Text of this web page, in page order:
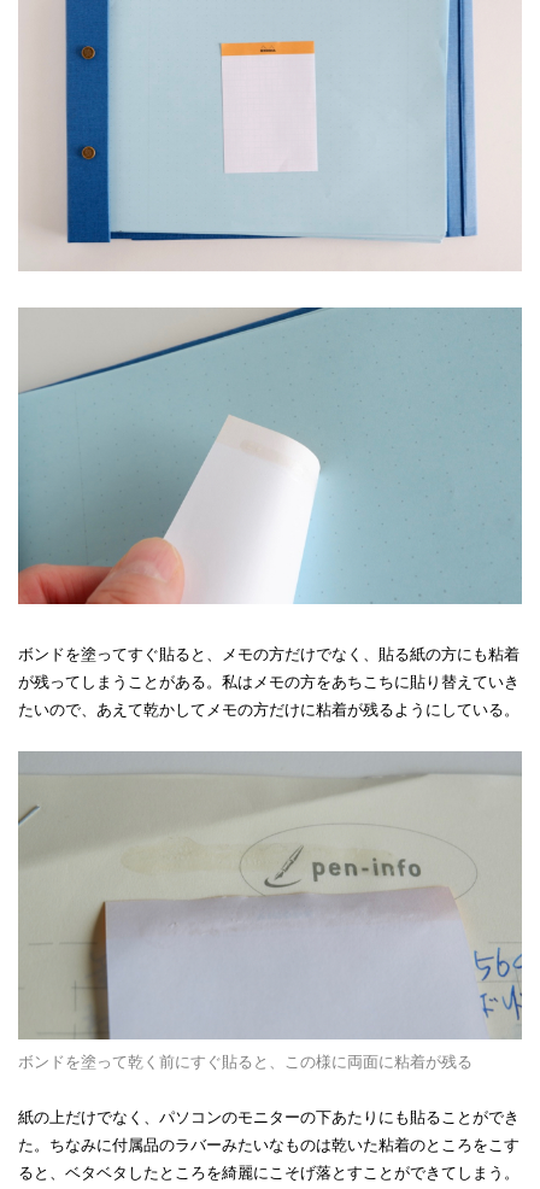
ボンドを塗ってすぐ貼ると、メモの方だけでなく、貼る紙の方にも粘着
が残ってしまうことがある。私はメモの方をあちこちに貼り替えていき
たいので、あえて乾かしてメモの方だけに粘着が残るようにしている。
ボンドを塗って乾く前にすぐ貼ると、この様に両面に粘着が残る
紙の上だけでなく、パソコンのモニターの下あたりにも貼ることができ
た。ちなみに付属品のラバーみたいなものは乾いた粘着のところをこす
ると、ベタベタしたところを綺麗にこそげ落とすことができてしまう。